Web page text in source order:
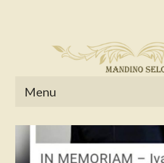
Menu
POČETNA